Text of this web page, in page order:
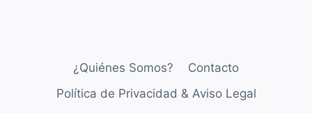
¿Quiénes Somos?
Contacto
Política de Privacidad & Aviso Legal